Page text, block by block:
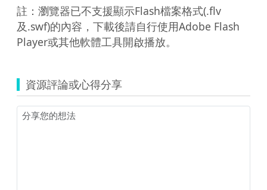
權
_1.zip
註：瀏覽器已不支援顯示Flash檔案格式(.flv
及.swf)的內容，下載後請自行使用Adobe Flash
Player或其他軟體工具開啟播放。
資源評論或心得分享